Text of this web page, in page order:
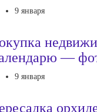
9 января
—
9 января